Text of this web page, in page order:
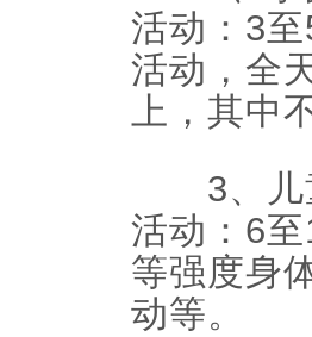
活动：3
活动，全
上，其中
3、儿童
活动：6
等强度身
动等。